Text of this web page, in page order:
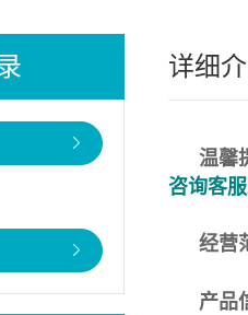
详细
温馨
咨询客
经营
产品